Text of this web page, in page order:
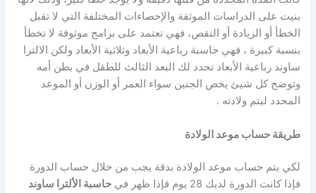
بنيت على الدراسات الموثقة والإحصاءات المختلفة التي لا تقبل
الخطأ أو الزيادة أو النقص، فهي تعتمد على برامج موثوقة لا تخطأ
بنسبة كبيرة ، فهي حاسبة رباعية الأبعاد وثلاثية الأبعاد ولكن الالترا
ساوند رباعية الأبعاد تحدد لك البعد الثالث للطفل في بطن أمه
وتوضح كل شيئ يخص الجنين سواء العمر أو الوزن أو الموعد
المحدد ليتم ولادته .
طريقة حساب موعد الولادة
لكي يتم حساب موعد الولادة بدقة يجب من خلال حساب الدورة
فإذا كانت الدورة لديك 28 يوم فإذا ظهر في
حاسبة الألترا ساوند